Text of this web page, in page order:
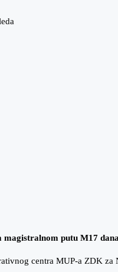
putu M17
centra MUP-a ZDK za